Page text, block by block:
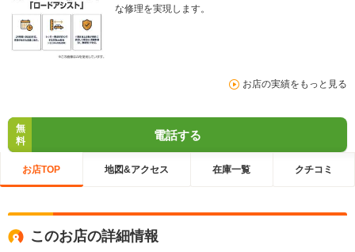
な修理を実現します。
お店の実績をもっと見る
無
料
電話する
お店TOP 地図&アクセス 在庫一覧 クチコミ
このお店の詳細情報